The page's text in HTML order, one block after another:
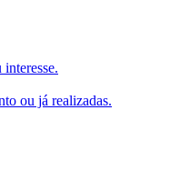
ou já realizadas.